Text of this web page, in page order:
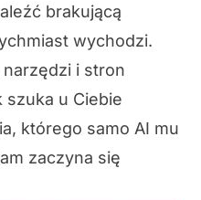
brakującą
wychodzi.
i stron
szuka u Ciebie
którego samo AI mu
zaczyna się